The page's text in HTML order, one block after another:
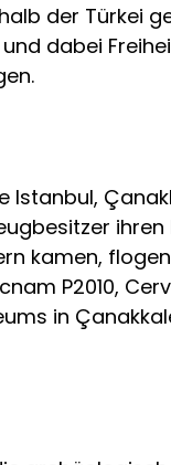
der Türkei
dabei
ihren
kamen,
P2010,
in